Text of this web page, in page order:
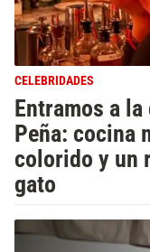
CELEBRIDADES
Entramos a
Peña: cocina
colorido y un
gato